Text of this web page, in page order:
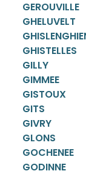
GEROUVILLE
GHELUVELT
GHISTELLES
GILLY
GIMMEE
GISTOUX
GITS
GIVRY
GLONS
GOCHENEE
GODINNE